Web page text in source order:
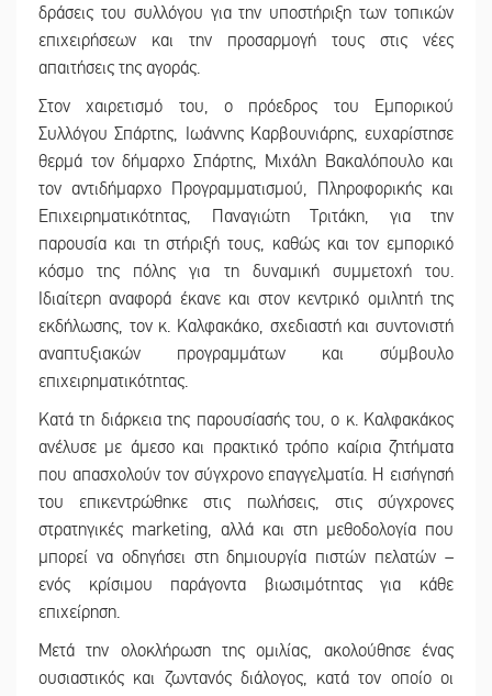
δράσεις του συλλόγου για την υποστήριξη των τοπικών
επιχειρήσεων και την προσαρμογή τους στις νέες
απαιτήσεις της αγοράς.
Στον χαιρετισμό του, ο πρόεδρος του Εμπορικού
Συλλόγου Σπάρτης, Ιωάννης Καρβουνιάρης, ευχαρίστησε
θερμά τον δήμαρχο Σπάρτης, Μιχάλη Βακαλόπουλο και
τον αντιδήμαρχο Προγραμματισμού, Πληροφορικής και
Επιχειρηματικότητας, Παναγιώτη Τριτάκη, για την
παρουσία και τη στήριξή τους, καθώς και τον εμπορικό
κόσμο της πόλης για τη δυναμική συμμετοχή του.
Ιδιαίτερη αναφορά έκανε και στον κεντρικό ομιλητή της
εκδήλωσης, τον κ. Καλφακάκο, σχεδιαστή και συντονιστή
αναπτυξιακών προγραμμάτων και σύμβουλο
επιχειρηματικότητας.
Κατά τη διάρκεια της παρουσίασής του, ο κ. Καλφακάκος
ανέλυσε με άμεσο και πρακτικό τρόπο καίρια ζητήματα
που απασχολούν τον σύγχρονο επαγγελματία. Η εισήγησή
του επικεντρώθηκε στις πωλήσεις, στις σύγχρονες
στρατηγικές marketing, αλλά και στη μεθοδολογία που
μπορεί να οδηγήσει στη δημιουργία πιστών πελατών –
ενός κρίσιμου παράγοντα βιωσιμότητας για κάθε
επιχείρηση.
Μετά την ολοκλήρωση της ομιλίας, ακολούθησε ένας
ουσιαστικός και ζωντανός διάλογος, κατά τον οποίο οι